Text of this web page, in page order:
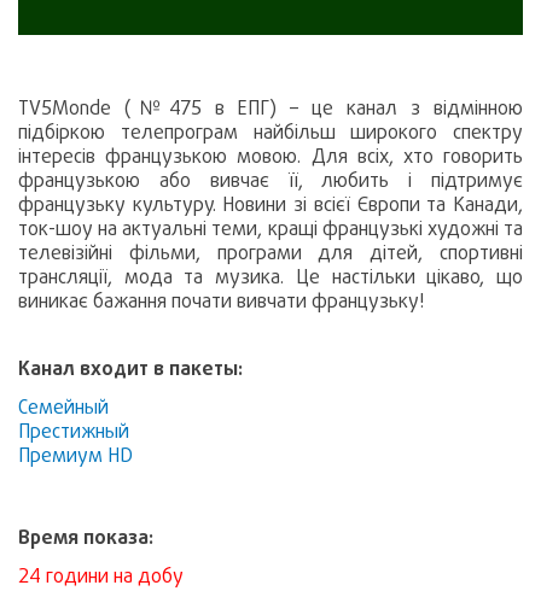
TV5Monde (№475 в ЕПГ) – це канал з відмінною
підбіркою телепрограм найбільш широкого спектру
інтересів французькою мовою. Для всіх, хто говорить
французькою або вивчає її, любить і підтримує
французьку культуру. Новини зі всієї Європи та Канади,
ток-шоу на актуальні теми, кращі французькі художні та
телевізійні фільми, програми для дітей, спортивні
трансляції, мода та музика. Це настільки цікаво, що
виникає бажання почати вивчати французьку!
Канал входит в пакеты:
Семейный
Престижный
Премиум HD
Время показа:
24 години на добу